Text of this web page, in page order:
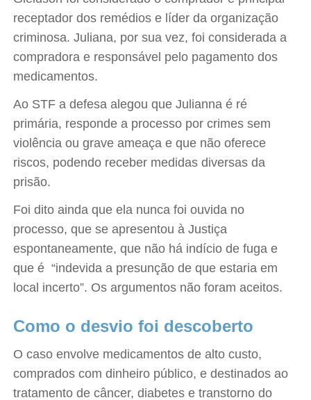
receptador dos remédios e líder da organização
criminosa. Juliana, por sua vez, foi considerada a
compradora e responsável pelo pagamento dos
medicamentos.
Ao STF a defesa alegou que Julianna é ré
primária, responde a processo por crimes sem
violência ou grave ameaça e que não oferece
riscos, podendo receber medidas diversas da
prisão.
Foi dito ainda que ela nunca foi ouvida no
processo, que se apresentou à Justiça
espontaneamente, que não há indício de fuga e
que é “indevida a presunção de que estaria em
local incerto”. Os argumentos não foram aceitos.
Como o desvio foi descoberto
O caso envolve medicamentos de alto custo,
comprados com dinheiro público, e destinados ao
tratamento de câncer, diabetes e transtorno do